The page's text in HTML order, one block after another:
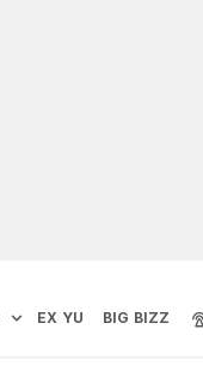
EX YU BIG BIZZ